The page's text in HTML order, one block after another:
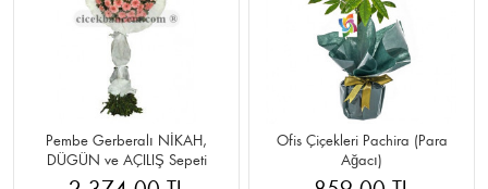
Pembe Gerberalı NİKAH,
DÜGÜN ve AÇILIŞ Sepeti
Ofis Çiçekleri Pachira (Para
Ağacı)